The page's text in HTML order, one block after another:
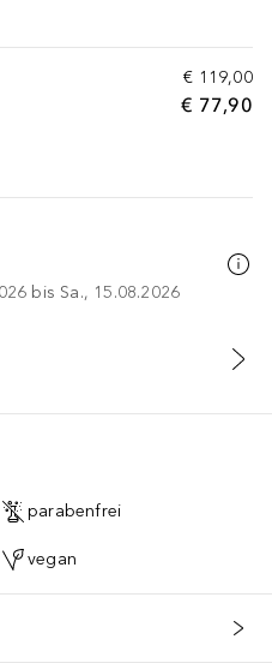
€ 119,00
€ 77,90
bis Sa., 15.08.2026
parabenfrei
vegan